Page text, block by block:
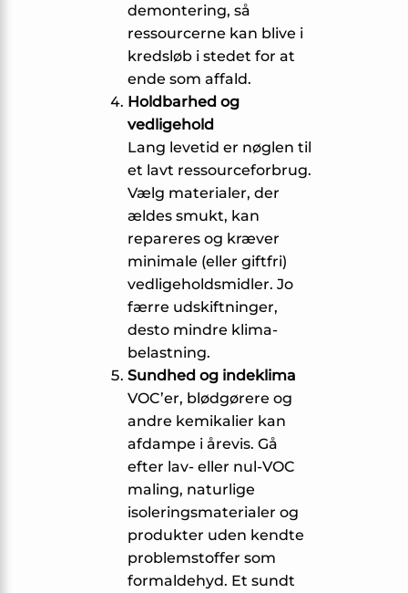
demontering, så
ressourcerne kan blive i
kredsløb i stedet for at
ende som affald.
Holdbarhed og
vedligehold
Lang levetid er nøglen til
et lavt ressourceforbrug.
Vælg materialer, der
ældes smukt, kan
repareres og kræver
minimale (eller giftfri)
vedligeholds­midler. Jo
færre udskiftninger,
desto mindre klima­
belastning.
Sundhed og indeklima
VOC’er, blødgørere og
andre kemikalier kan
afdampe i årevis. Gå
efter lav- eller nul-VOC
maling, naturlige
isolerings­materialer og
produkter uden kendte
problemstoffer som
formaldehyd. Et sundt